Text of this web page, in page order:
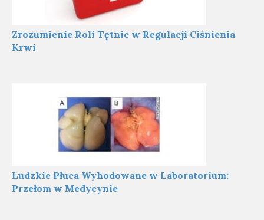
Zrozumienie Roli Tętnic w Regulacji Ciśnienia
Krwi
Ludzkie Płuca Wyhodowane w Laboratorium:
Przełom w Medycynie